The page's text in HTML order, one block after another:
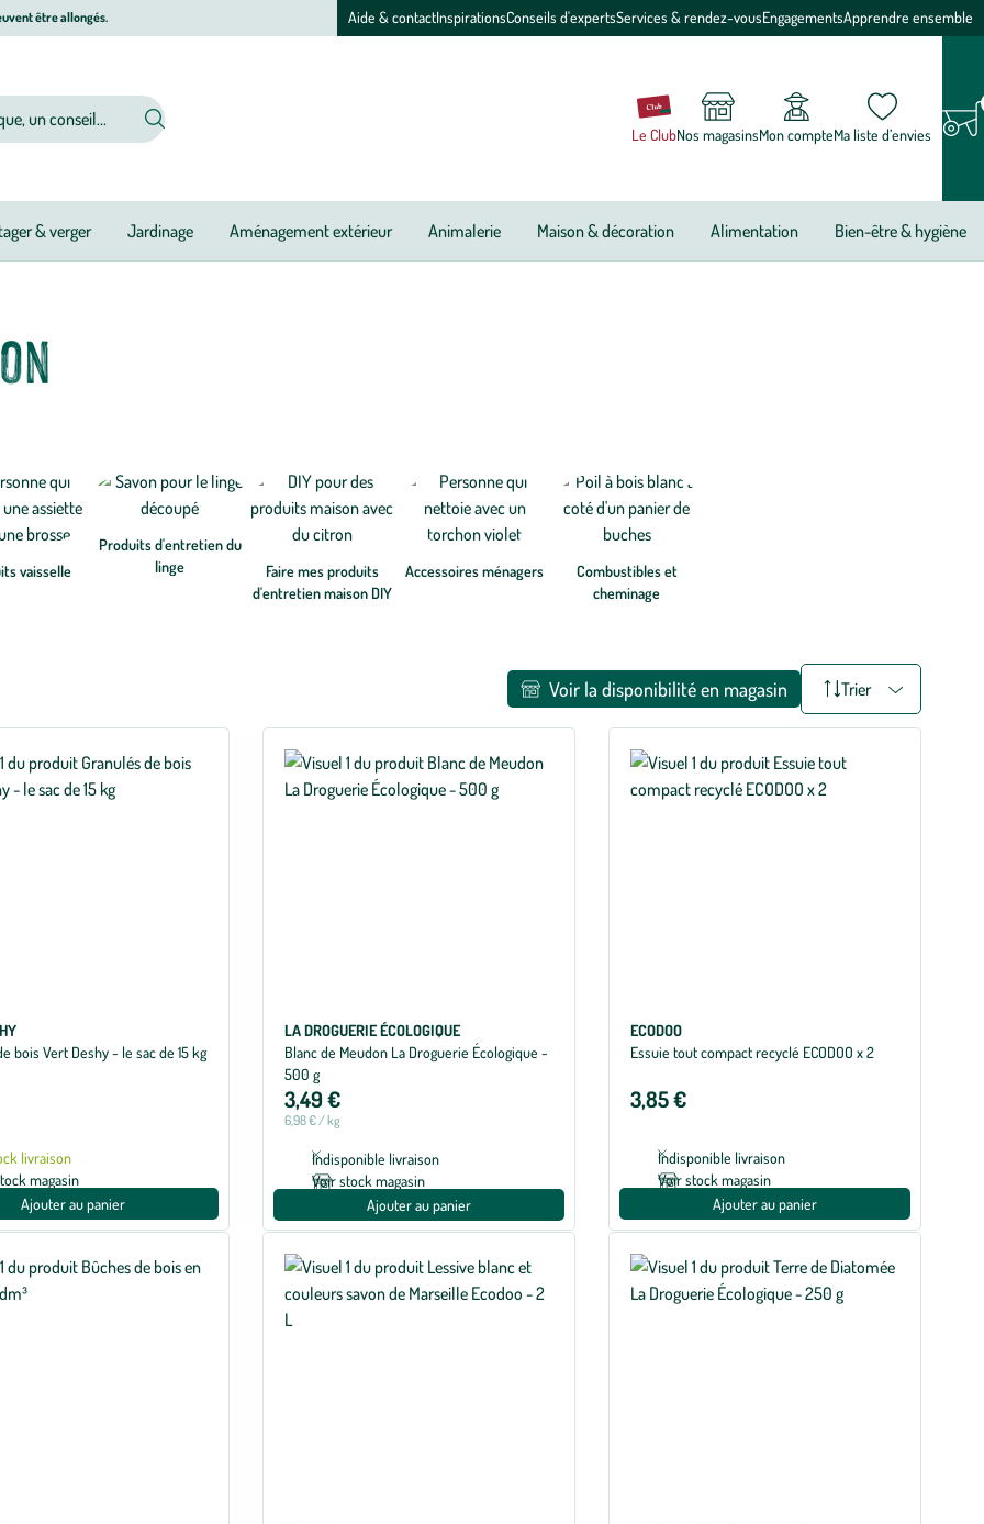
être allongés. Aide & contactInspirationsConseils d'expertsServices & rendez-vousEngagementsApprendre ensemble
Le ClubNos magasinsMon compteMa liste d’envies
& verger Jardinage Aménagement extérieur Animalerie Maison & décoration Alimentation Bien-être & hygiène
vaisselle
Produits d'entretien du
linge
Faire mes produits
d'entretien maison DIY
Accessoires ménagers
Combustibles et
cheminage
Trier
Voir la disponibilité en magasin
bois Vert Deshy - le sac de 15 kg
livraison
magasin
Ajouter au panier
LA DROGUERIE ÉCOLOGIQUE
Blanc de Meudon La Droguerie Écologique -
500 g
3,49 €
6,98 € / kg
Indisponible livraison
Voir stock magasin
Ajouter au panier
ECODOO
Essuie tout compact recyclé ECODOO x 2
3,85 €
Indisponible livraison
Voir stock magasin
Ajouter au panier